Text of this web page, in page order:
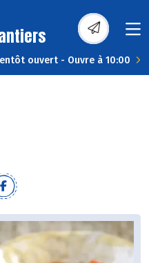
ouvert - Ouvre à 10:00